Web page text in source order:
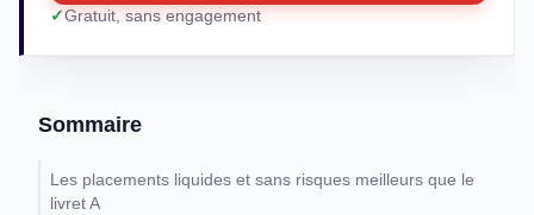
Gratuit, sans engagement
Sommaire
Les placements liquides et sans risques meilleurs que le
livret A